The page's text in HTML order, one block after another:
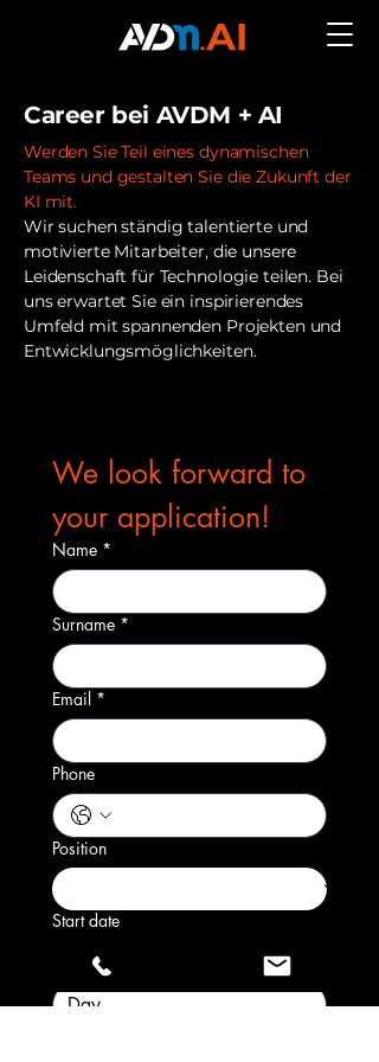
Career bei AVDM + AI
Werden Sie Teil eines dynamischen
Teams und gestalten Sie die Zukunft der
KI mit.
Wir suchen ständig talentierte und
motivierte Mitarbeiter, die unsere
Leidenschaft für Technologie teilen. Bei
uns erwartet Sie ein inspirierendes
Umfeld mit spannenden Projekten und
Entwicklungsmöglichkeiten.
We look forward to
your application!
Name *
Surname *
Email *
Phone
Position
Start date